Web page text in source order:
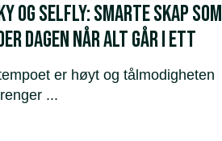
og Selfly: Smarte skap som
dagen når alt går i ett
er høyt og tålmodigheten
...